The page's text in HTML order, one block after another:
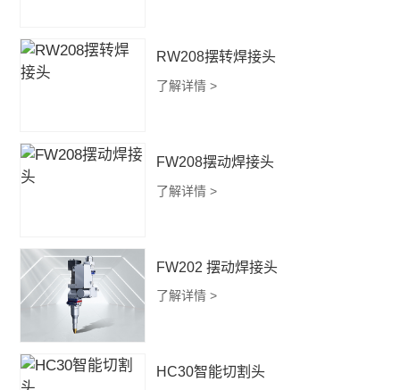
RW208摆转焊接头
了解详情 >
FW208摆动焊接头
了解详情 >
FW202 摆动焊接头
了解详情 >
HC30智能切割头